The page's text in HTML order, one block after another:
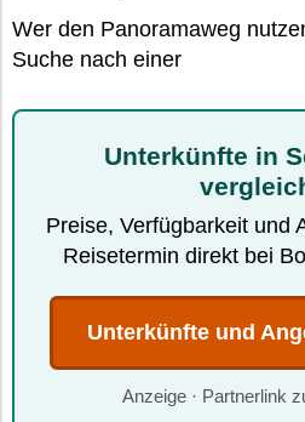
Wer den Panoramaweg
Suche nach einer
Unterkünfte in
Preise, Verfügbarkeit und
Reisetermin direkt bei
Unterkünfte und
Anzeige · Partnerlink